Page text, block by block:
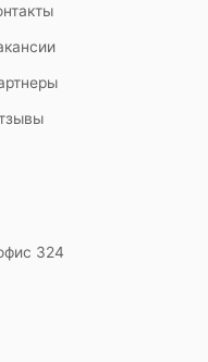
324